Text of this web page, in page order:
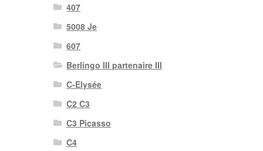
407
5008 Je
607
Berlingo III partenaire III
C-Elysée
C2 C3
C3 Picasso
C4